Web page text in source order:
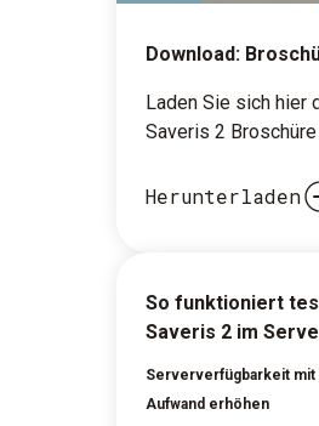
Download:
Laden Sie sich hier
Saveris 2
Herunterladen
So funktioniert
Saveris 2 im
Serververfügbarkeit mit
Aufwand erhöhen